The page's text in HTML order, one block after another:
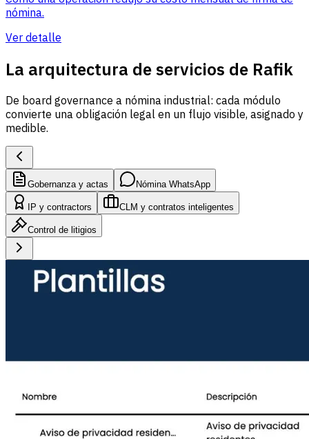
nómina.
Ver detalle
La arquitectura de servicios de Rafik
De board governance a nómina industrial: cada módulo
convierte una obligación legal en un flujo visible, asignado y
medible.
Gobernanza y actas Nómina WhatsApp
IP y contractors CLM y contratos inteligentes
Control de litigios